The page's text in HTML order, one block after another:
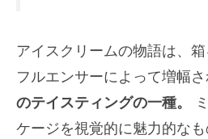
アイスクリームの物語は、
フルエンサーによって増幅
のテイスティングの一種。
ケージを視覚的に魅力的な